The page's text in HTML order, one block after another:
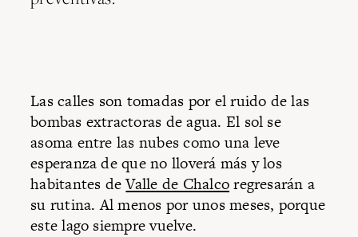
Las calles son tomadas por el ruido de las
bombas extractoras de agua. El sol se
asoma entre las nubes como una leve
esperanza de que no lloverá más y los
habitantes deValle de Chalcoregresarán a
su rutina. Al menos por unos meses, porque
este lago siempre vuelve.